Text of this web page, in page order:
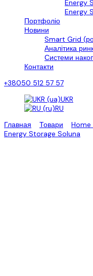
Energy
Energy
Портфоліо
Новини
Smart Grid
Аналітика
Системи
Контакти
+38050 512 57 57
UKR
RU
Главная
Товари Home
Energy Storage Soluna